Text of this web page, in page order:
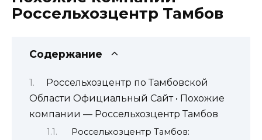
Россельхозцентр Тамбов
Содержание
Россельхозцентр по Тамбовской
Области Официальный Сайт • Похожие
компании — Россельхозцентр Тамбов
Россельхозцентр Тамбов: